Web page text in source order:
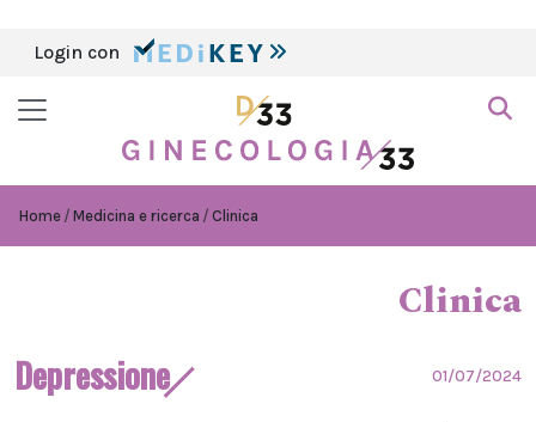
Login con
Home Medicina e ricerca Clinica
Clinica
Depressione 01/07/2024